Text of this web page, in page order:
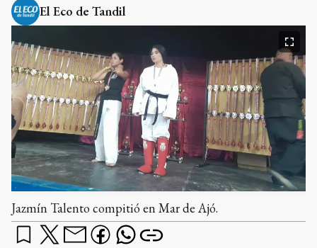
El Eco de Tandil
Jazmín Talento compitió en Mar de Ajó.